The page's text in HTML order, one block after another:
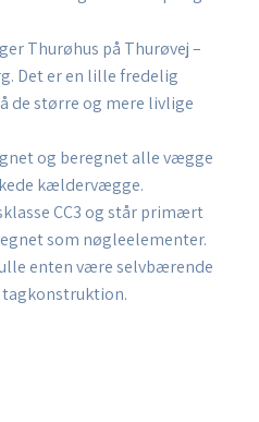
Thurøhus på Thurøvej –
Det er en lille fredelig
de større og mere livlige
og beregnet alle vægge
kældervægge.
CC3 og står primært
som nøgleelementer.
enten være selvbærende